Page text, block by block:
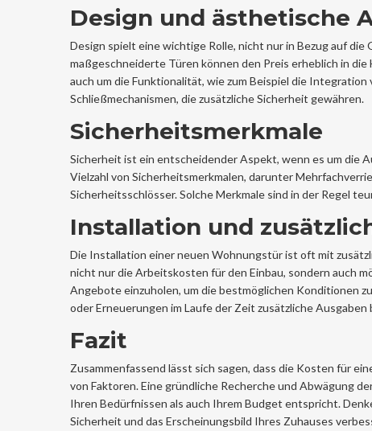
Design und ästhetische
Design spielt eine wichtige Rolle, nicht nur in Bezug auf
maßgeschneiderte Türen können den Preis erheblich in
auch um die Funktionalität, wie zum Beispiel die
Schließmechanismen, die zusätzliche Sicherheit gewähren.
Sicherheitsmerkmale
Sicherheit ist ein entscheidender Aspekt, wenn es um die
Vielzahl von Sicherheitsmerkmalen, darunter
Sicherheitsschlösser. Solche Merkmale sind in der Regel
Installation und
Die Installation einer neuen Wohnungstür ist oft mit
nicht nur die Arbeitskosten für den Einbau, sondern auch
Angebote einzuholen, um die bestmöglichen Konditionen
oder Erneuerungen im Laufe der Zeit zusätzliche
Fazit
Zusammenfassend lässt sich sagen, dass die Kosten für
von Faktoren. Eine gründliche Recherche und Abwägung
Ihren Bedürfnissen als auch Ihrem Budget entspricht.
Sicherheit und das Erscheinungsbild Ihres Zuhauses